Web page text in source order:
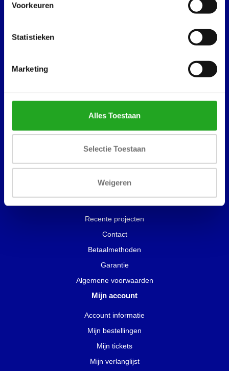
Voorkeuren
Statistieken
Marketing
Alles Toestaan
Selectie Toestaan
Weigeren
Over ons
Verhuur
Gym inrichten
Nieuwe en tweedehands fitnessapparatuur
Service en Onderhoud
Recente projecten
Contact
Betaalmethoden
Garantie
Algemene voorwaarden
Mijn account
Account informatie
Mijn bestellingen
Mijn tickets
Mijn verlanglijst